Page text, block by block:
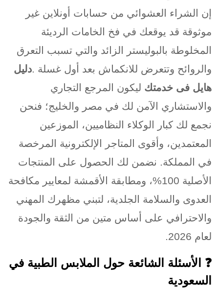
إن الشراء العشوائي من حسابات أونلاين غير
موثوقة قد يوقعك في فخ الخامات الرديئة
المخلوطة بالبوليستر الزائد والتي تسبب التعرق
والروائح وتتعرض للانكماش بعد أول غسلة .دليل
هايل فى خدمتك ليكون المرجع التجاري
والاستشاري الآمن لك في مصر والخليج؛ فنحن
نجمع لك كبار الوكلاء النظاميين، الموزعين
المعتمدين، وأقوى المتاجر الإلكترونية المرخصة
في المملكة. نضمن لك الحصول على المنتجات
الأصلية 100%، ومطابقة الأقمشة لمعايير مكافحة
العدوى والسلامة الجلدية، لتبني مظهرك المهني
والاحترافي على أساس متين من الثقة والجودة
لعام 2026
.
❓ الأسئلة الشائعة حول الملابس الطبية في
السعودية